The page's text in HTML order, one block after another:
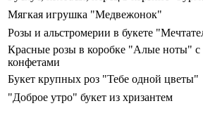
Мягкая игрушка "Медвежонок"
Розы и альстромерии в букете
Красные розы в коробке "Алые ноты" с
конфетами
Букет крупных роз "Тебе одной цветы"
"Доброе утро" букет из хризантем